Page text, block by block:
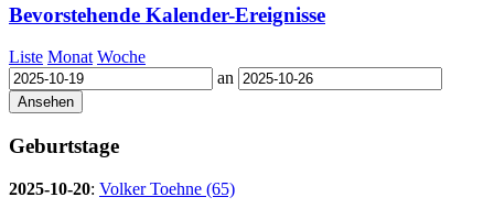
Bevorstehende Kalender-Ereignisse
Liste Monat Woche
an
Geburtstage
2025-10-20: Volker Toehne (65)